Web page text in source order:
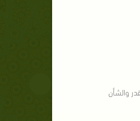
والشأن